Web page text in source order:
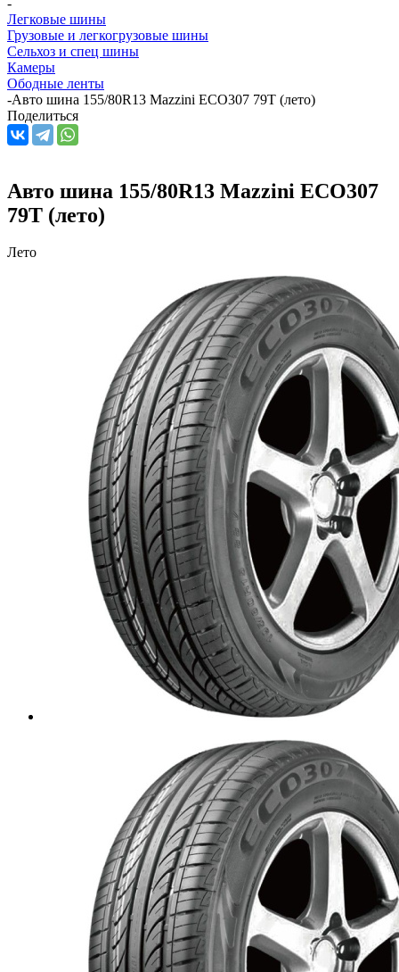
Легковые шины
Грузовые и легкогрузовые шины
Сельхоз и спец шины
Камеры
Ободные ленты
-Авто шина 155/80R13 Mazzini ECO307 79T (лето)
Поделиться
Авто шина 155/80R13 Mazzini ECO307
79T (лето)
Лето